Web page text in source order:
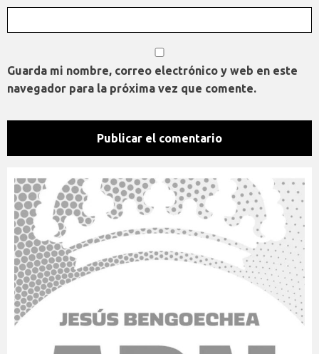
Guarda mi nombre, correo electrónico y web en este
navegador para la próxima vez que comente.